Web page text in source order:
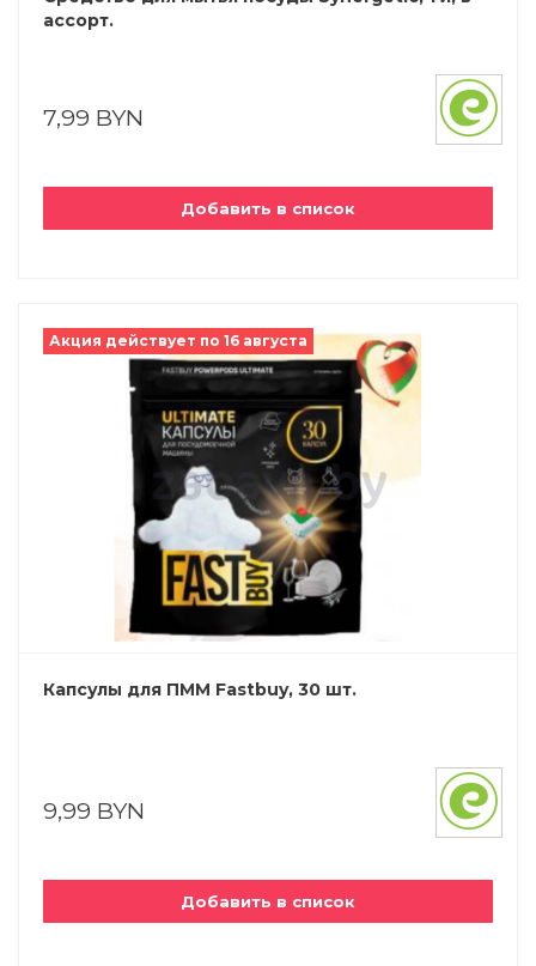
ассорт.
7,99 BYN
Добавить в список
Акция действует по 16 августа
Капсулы для ПММ Fastbuy, 30 шт.
9,99 BYN
Добавить в список